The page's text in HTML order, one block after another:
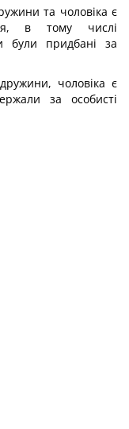
та чоловіка є
в тому числі
були придбані за
чоловіка є
за особисті